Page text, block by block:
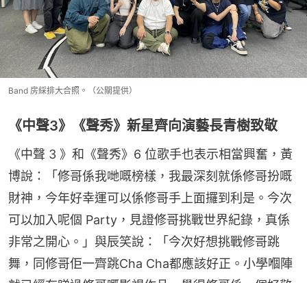
Band 房綵排大合照。（公關提供）
《中聲3》《聲秀》新星齊向演藝長青樹致敬
《中聲 3 》和《聲秀》6 位歌手也表示相當興奮，黃
博說：「修哥係我哋嘅榜樣，我最深刻就係修哥扮嘅
財神，今年好幸運可以係修哥手上面攞到利是。今次
可以加入呢個 Party，見證修哥挑戰世界紀錄，真係
非常之開心。」與辰笑說：「今次好想挑戰修哥跳
舞，同修哥佢一齊跳Cha Cha都應該好正。小學嗰陣